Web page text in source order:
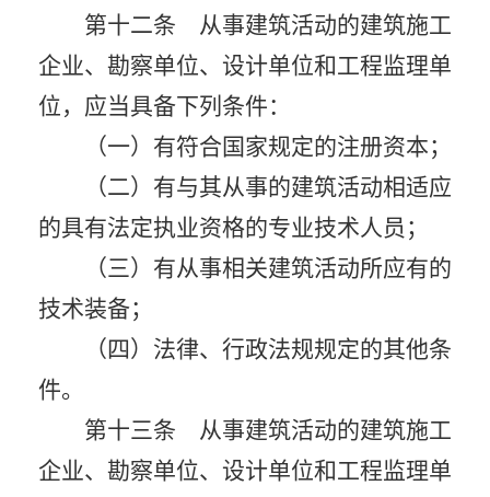
第十二条 从事建筑活动的建筑施工
企业、勘察单位、设计单位和工程监理单
位，应当具备下列条件：
（一）有符合国家规定的注册资本；
（二）有与其从事的建筑活动相适应
的具有法定执业资格的专业技术人员；
（三）有从事相关建筑活动所应有的
技术装备；
（四）法律、行政法规规定的其他条
件。
第十三条 从事建筑活动的建筑施工
企业、勘察单位、设计单位和工程监理单